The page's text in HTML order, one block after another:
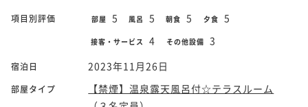
項目別評価 部屋 5 風呂 5 朝食 5 夕食 5
接客・サービス 4 その他設備 3
宿泊日 2023年11月26日
部屋タイプ
【禁煙】温泉露天風呂付☆テラスルーム